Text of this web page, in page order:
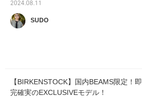
2024.08.11
SUDO
【BIRKENSTOCK】国内BEAMS限定！即
完確実のEXCLUSIVEモデル！